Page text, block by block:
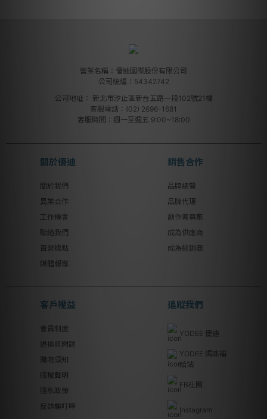
營業名稱：優迪國際股份有限公司
公司統編：54342742
公司地址： 新北市汐止區新台五路一段102號21樓
客服電話：(02) 2696-1681
客服時間：週一至週五 9:00~18:00
關於優迪
關於我們
異業合作
工作機會
聯絡我們
直營據點
媒體報導
銷售合作
品牌總覽
品牌代理
創作者募集
成為供應商
成為經銷商
客戶權益
會員制度
退換貨問題
購物須知
版權聲明
隱私政策
反詐騙叮嚀
追蹤我們
YODEE 優迪
YODEE 媽咪補
給站
FB社團
Instagram